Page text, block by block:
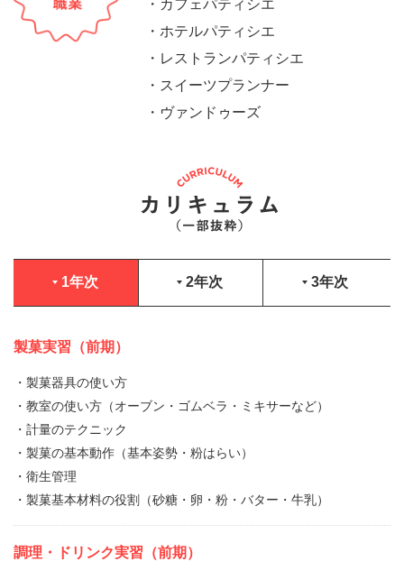
・カフェパティシエ
・ホテルパティシエ
・レストランパティシエ
・スイーツプランナー
・ヴァンドゥーズ
1年次 2年次 3年次
製菓実習（前期）
・製菓器具の使い方
・教室の使い方（オーブン・ゴムベラ・ミキサーなど）
・計量のテクニック
・製菓の基本動作（基本姿勢・粉はらい）
・衛生管理
・製菓基本材料の役割（砂糖・卵・粉・バター・牛乳）
調理・ドリンク実習（前期）